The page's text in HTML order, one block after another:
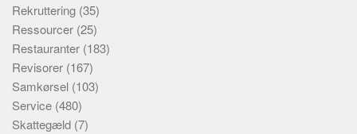
Rekruttering (35)
Ressourcer (25)
Restauranter (183)
Revisorer (167)
Samkørsel (103)
Service (480)
Skattegæld (7)